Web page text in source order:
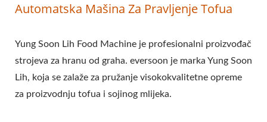
OPREMA ZA TOFU,
STROJEVI I OPREMA ZA
TOFU, PROIZVOĐAČ
TOFUA, STROJ ZA
Automatska Mašina Za Pravljenje Tofua
Yung Soon Lih Food Machine je profesionalni proizvođač
strojeva za hranu od graha. eversoon je marka Yung Soon
Lih, koja se zalaže za pružanje visokokvalitetne opreme
za proizvodnju tofua i sojinog mlijeka.